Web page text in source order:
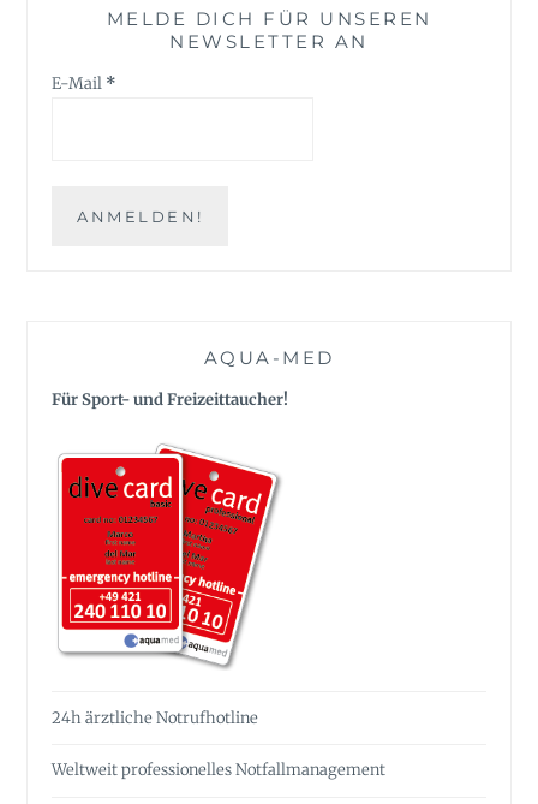
MELDE DICH FÜR UNSEREN
NEWSLETTER AN
E-Mail *
AQUA-MED
Für Sport- und Freizeittaucher!
24h ärztliche Notrufhotline
Weltweit professionelles Notfall­management